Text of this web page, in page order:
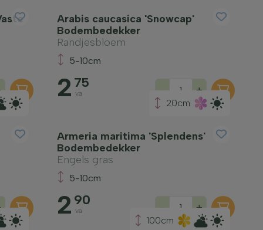
Arabis caucasica 'Snowcap'
Bodembedekker
Randjesbloem
5-10cm
2 75
va - +
20cm
Armeria maritima 'Splendens'
Bodembedekker
Engels gras
5-10cm
2 90
va - +
100cm